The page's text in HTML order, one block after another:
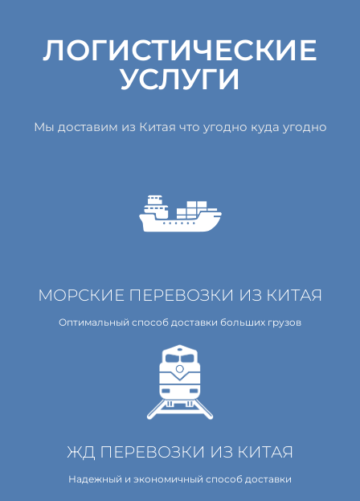
ЛОГИСТИЧЕСКИЕ
УСЛУГИ
Мы доставим из Китая что угодно куда угодно
МОРСКИЕ ПЕРЕВОЗКИ ИЗ КИТАЯ
Оптимальный способ доставки больших грузов
ЖД ПЕРЕВОЗКИ ИЗ КИТАЯ
Надежный и экономичный способ доставки